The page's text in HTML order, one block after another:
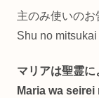
主のみ使いのお
Shu no
マリアは聖霊に
Maria wa